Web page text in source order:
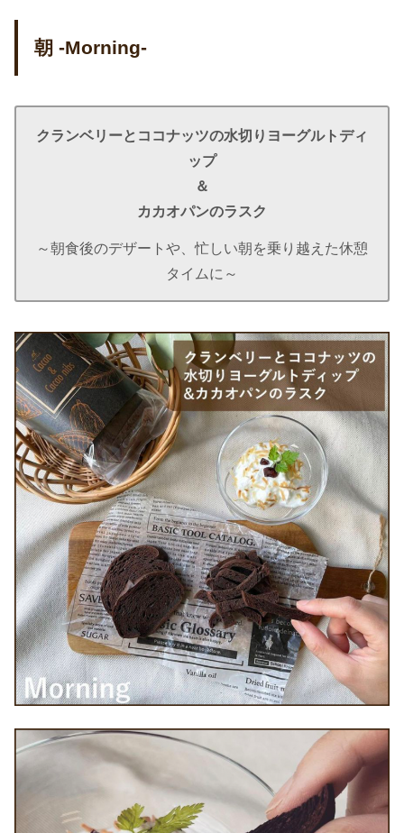
朝 -Morning-
クランベリーとココナッツの水切りヨーグルトディ
ップ
＆
カカオパンのラスク
～朝食後のデザートや、忙しい朝を乗り越えた休憩
タイムに～